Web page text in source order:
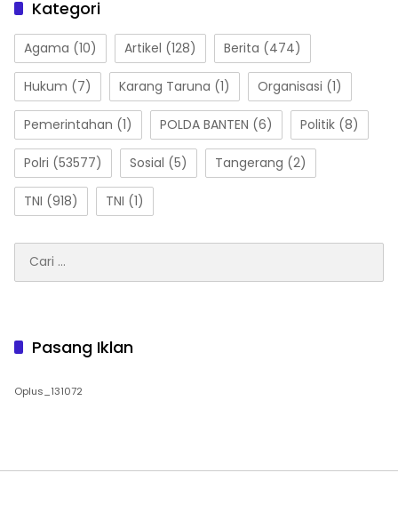
Kategori
Agama (10) Artikel (128) Berita (474)
Hukum (7) Karang Taruna (1) Organisasi (1)
Pemerintahan (1) POLDA BANTEN (6) Politik (8)
Polri (53577) Sosial (5) Tangerang (2)
TNI (918) TNI (1)
untuk:
Pasang Iklan
Oplus_131072